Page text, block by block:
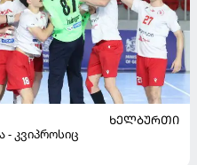
ᲮᲔᲚᲑᲣᲠᲗᲘ
- კვიპროსიც